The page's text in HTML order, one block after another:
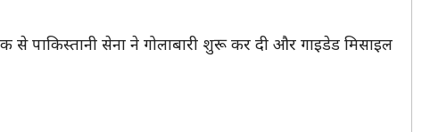
पाकिस्तानी सेना ने गोलाबारी शुरू कर दी और गाइडेड मिसाइल